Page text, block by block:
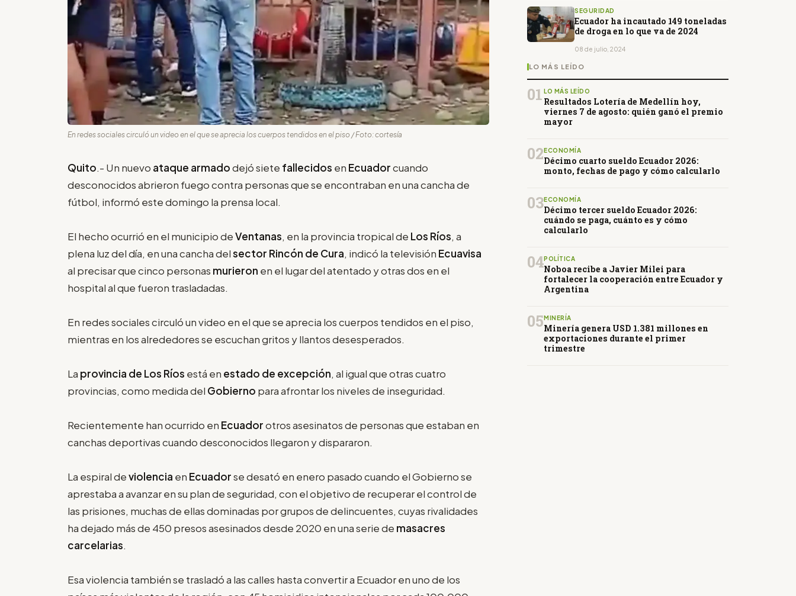
En redes sociales circuló un video en el que se aprecia los cuerpos tendidos en el piso / Foto: cortesía
Quito.- Un nuevo ataque armadodejó siete fallecidos en Ecuadorcuando
desconocidos abrieron fuego contra personas que se encontraban en una cancha de
fútbol, informó este domingo la prensa local.
El hecho ocurrió en el municipio deVentanas, en la provincia tropical de Los Ríos, a
plena luz del día, en una cancha delsector Rincón de Cura, indicó la televisión Ecuavisa
al precisar que cinco personas murieron en el lugar del atentado y otras dos en el
hospital al que fueron trasladadas.
En redes sociales circuló un video en el que se aprecia los cuerpos tendidos en el piso,
mientras en los alrededores se escuchan gritos y llantos desesperados.
La provincia de Los Ríos está en estado de excepción, al igual que otras cuatro
provincias, como medida del Gobierno para afrontar los niveles de inseguridad.
Recientemente han ocurrido en Ecuadorotros asesinatos de personas que estaban en
canchas deportivas cuando desconocidos llegaron y dispararon.
La espiral deviolencia en Ecuadorse desató en enero pasado cuando el Gobierno se
aprestaba a avanzar en su plan de seguridad, con el objetivo de recuperar el control de
las prisiones, muchas de ellas dominadas por grupos de delincuentes, cuyas rivalidades
ha dejado más de 450 presos asesinados desde 2020 en una serie de masacres
carcelarias.
Esa violencia también se trasladó a las calles hasta convertir a Ecuador en uno de los
SEGURIDAD
Ecuador ha incautado 149 toneladas
de droga en lo que va de 2024
08 de julio, 2024
LO MÁS LEÍDO
01 LO MÁS LEÍDO
Resultados Lotería de Medellín hoy,
viernes 7 de agosto: quién ganó el premio
mayor
02 ECONOMÍA
Décimo cuarto sueldo Ecuador 2026:
monto, fechas de pago y cómo calcularlo
03ECONOMÍA
Décimo tercer sueldo Ecuador 2026:
cuándo se paga, cuánto es y cómo
calcularlo
04POLÍTICA
Noboa recibe a Javier Milei para
fortalecer la cooperación entre Ecuador y
Argentina
05 MINERÍA
Minería genera USD 1.381 millones en
exportaciones durante el primer
trimestre